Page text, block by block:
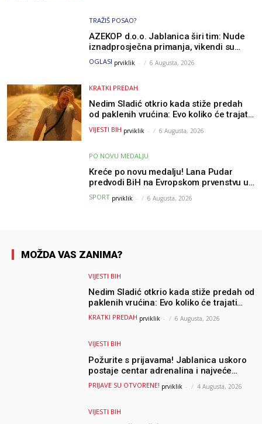
TRAŽIŠ POSAO?
AZEKOP d.o.o. Jablanica širi tim: Nude
iznadprosječna primanja, vikendi su
slobodni, traži se više radnika
OGLASI prviklik - 6 Augusta, 2026
KRATKI PREDAH
Nedim Sladić otkrio kada stiže predah
od paklenih vrućina: Evo koliko će trajati
osvježenje u BiH
VIJESTI BIH prviklik - 6 Augusta, 2026
PO NOVU MEDALJU
Kreće po novu medalju! Lana Pudar
predvodi BiH na Evropskom prvenstvu u
Parizu
SPORT prviklik - 6 Augusta, 2026
MOŽDA VAS ZANIMA?
VIJESTI BIH
Nedim Sladić otkrio kada stiže predah od
paklenih vrućina: Evo koliko će trajati
osvježenje u BiH
KRATKI PREDAH prviklik - 6 Augusta, 2026
VIJESTI BIH
Požurite s prijavama! Jablanica uskoro
postaje centar adrenalina i najveće
outdoor avanture ovog ljeta
PRIJAVE SU OTVORENE! prviklik - 4 Augusta, 2026
VIJESTI BIH